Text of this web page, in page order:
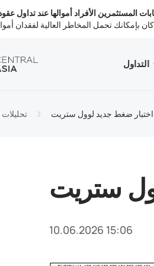
حسابات المستثمرين الأفراد أموالها عند تداول
التداول
أدوات التداول
سطح المكتب والويب
MetaTrader 5
أسعار الفائدة
أخبار الشركة
اختبار ضغط جديد لوول ستريت
ستريت
10.06.2026 15:06